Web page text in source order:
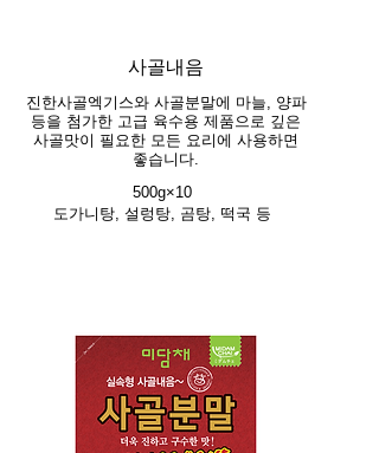
사골내음
진한사골엑기스와 사골분말에 마늘, 양파
등을 첨가한 고급 육수용 제품으로 깊은
사골맛이 필요한 모든 요리에 사용하면
좋습니다.
500g×10
도가니탕, 설렁탕, 곰탕, 떡국 등